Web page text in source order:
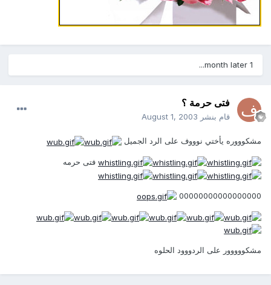
فتى حرمة ؟
قام بنشر August 1, 2003
مشكوووره يأختي نوووف على الرد الجميل
فتى حرمه
00000000000000000
مشكووووور على الردووود الحلوه